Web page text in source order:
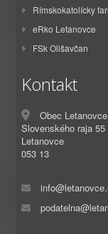
Rímskokatolícky
eRko Letanovce
FSk Olišavčan
Kontakt
Obec Letanovce
Slovenského raja 55
Letanovce
053 13